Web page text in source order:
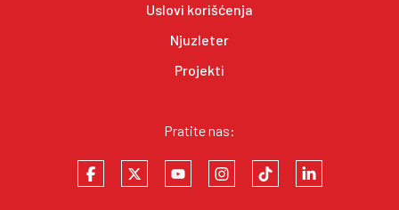
Uslovi korišćenja
Njuzleter
Projekti
Pratite nas: